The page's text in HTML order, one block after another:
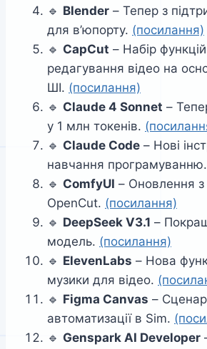
🔹 Blender – Тепер з
для в’юпорту. (посилання)
🔹 CapCut – Набір
редагування відео на
ШІ. (посилання)
🔹 Claude 4 Sonnet –
у 1 млн токенів.
🔹 Claude Code – Нові
навчання програмуванню.
🔹 ComfyUI – Оновлення з
OpenCut. (посилання)
🔹 DeepSeek V3.1 –
модель. (посилання)
🔹 ElevenLabs – Нова
музики для відео.
🔹 Figma Canvas –
автоматизації в Sim.
🔹 Genspark AI Developer